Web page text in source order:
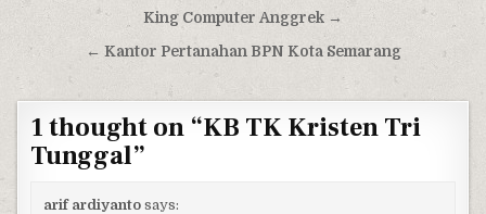
Post navigationKing Computer Anggrek →
← Kantor Pertanahan BPN Kota Semarang
1 thought on “KB TK Kristen Tri
Tunggal”
arif ardiyanto says: